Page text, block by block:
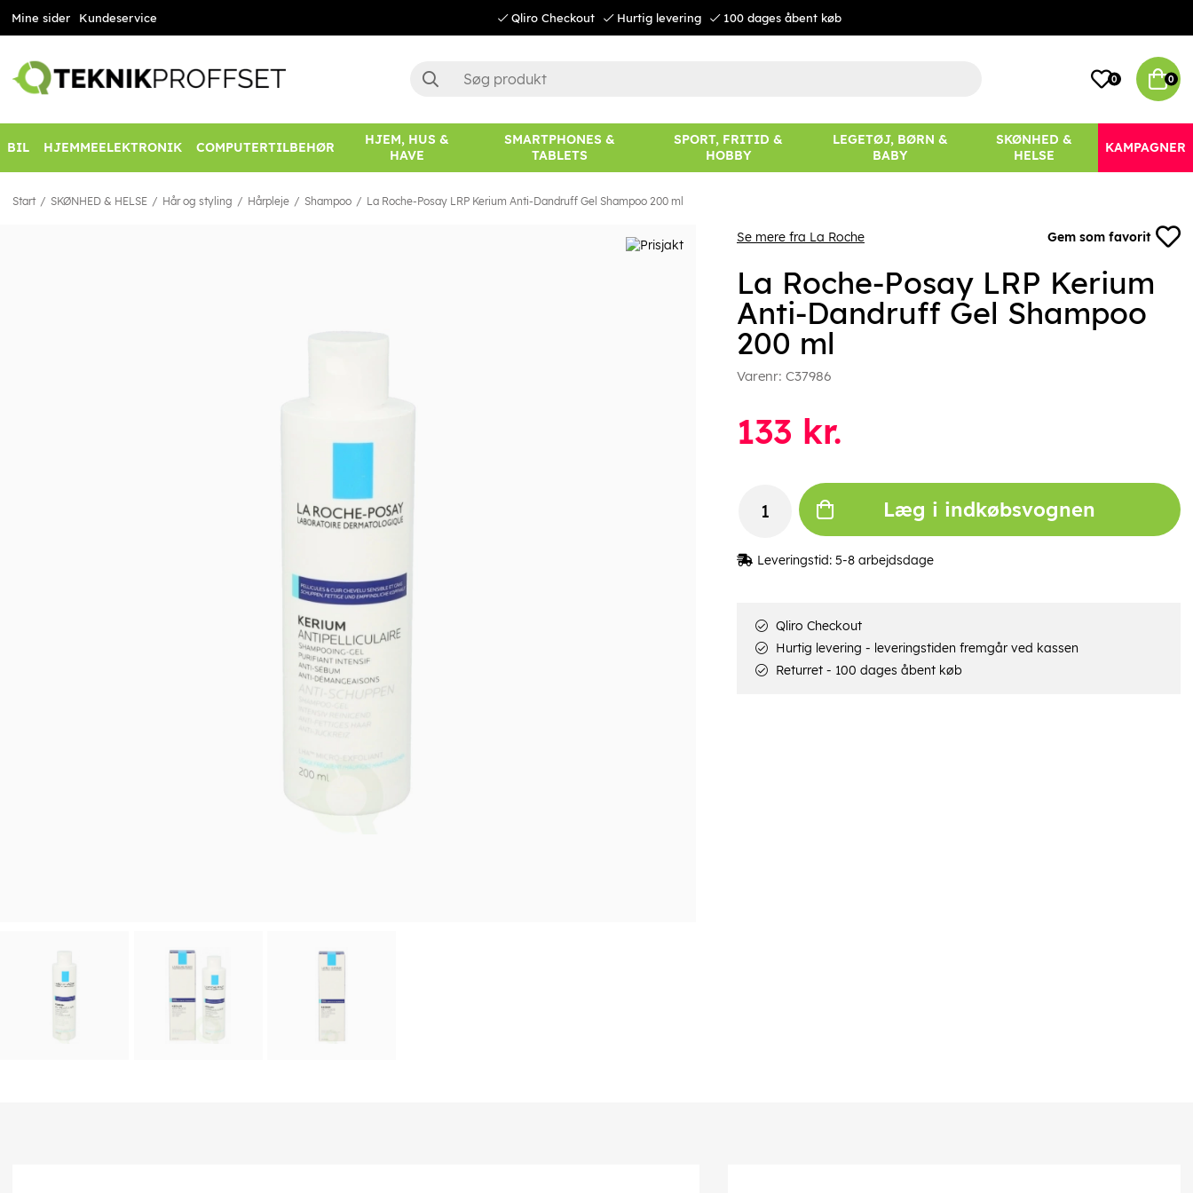
Mine sider Kundeservice Qliro Checkout Hurtig levering 100 dages åbent køb
0 0
BIL HJEMMEELEKTRONIK COMPUTERTILBEHØR
HJEM, HUS &
HAVE
SMARTPHONES &
TABLETS
SPORT, FRITID &
HOBBY
LEGETØJ, BØRN &
BABY
SKØNHED &
HELSE
KAMPAGNER
Start SKØNHED & HELSE Hår og styling Hårpleje Shampoo La Roche-Posay LRP Kerium Anti-Dandruff Gel Shampoo 200 ml
Se mere fra La Roche Gem som favorit
La Roche-Posay LRP Kerium
Anti-Dandruff Gel Shampoo
200 ml
Varenr: C37986
133 kr.
Læg i indkøbsvognen
Leveringstid: 5-8 arbejdsdage
Qliro Checkout
Hurtig levering - leveringstiden fremgår ved kassen
Returret - 100 dages åbent køb